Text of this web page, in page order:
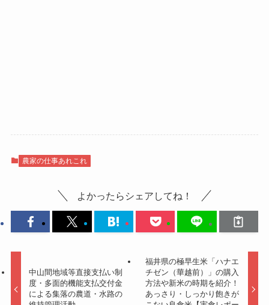
農家の仕事あれこれ
よかったらシェアしてね！
中山間地域等直接支払い制
度・多面的機能支払交付金
による集落の農道・水路の
福井県の極早生米「ハナエ
チゼン（華越前）」の購入
方法や新米の時期を紹介！
あっさり・しっかり飽きが